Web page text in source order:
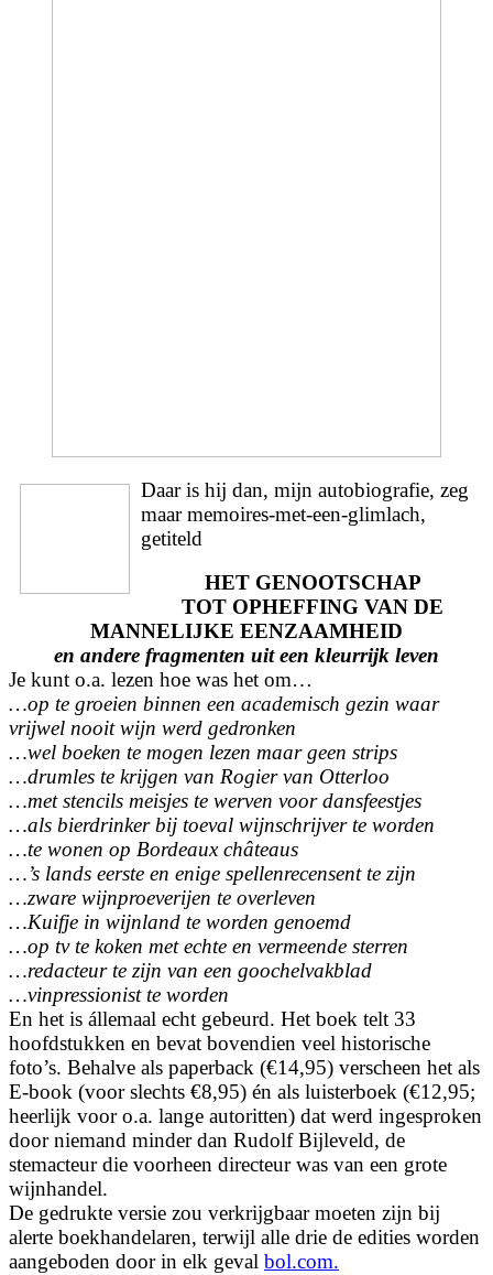
Daar is hij dan, mijn autobiografie, zeg
maar memoires-met-een-glimlach,
getiteld
HET GENOOTSCHAP
TOT OPHEFFING VAN DE
MANNELIJKE EENZAAMHEID
en andere fragmenten uit een kleurrijk leven
Je kunt o.a. lezen hoe was het om…
…op te groeien binnen een academisch gezin waar
vrijwel nooit wijn werd gedronken
…wel boeken te mogen lezen maar geen strips
…drumles te krijgen van Rogier van Otterloo
…met stencils meisjes te werven voor dansfeestjes
…als bierdrinker bij toeval wijnschrijver te worden
…te wonen op Bordeaux châteaus
…’s lands eerste en enige spellenrecensent te zijn
…zware wijnproeverijen te overleven
…Kuifje in wijnland te worden genoemd
…op tv te koken met echte en vermeende sterren
…redacteur te zijn van een goochelvakblad
…vinpressionist te worden
En het is állemaal echt gebeurd. Het boek telt 33
hoofdstukken en bevat bovendien veel historische
foto’s. Behalve als paperback (€14,95) verscheen het als
E-book (voor slechts €8,95) én als luisterboek (€12,95;
heerlijk voor o.a. lange autoritten) dat werd ingesproken
door niemand minder dan Rudolf Bijleveld, de
stemacteur die voorheen directeur was van een grote
wijnhandel.
De gedrukte versie zou verkrijgbaar moeten zijn bij
alerte boekhandelaren, terwijl alle drie de edities worden
aangeboden door in elk geval bol.com.